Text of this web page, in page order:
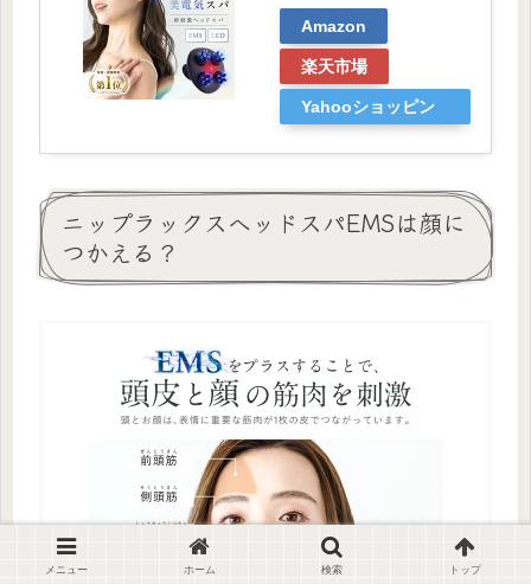
Amazon
楽天市場
Yahooショッピン
ニップラックスヘッドスパEMSは顔に
つかえる？
メニュー ホーム 検索 トップ